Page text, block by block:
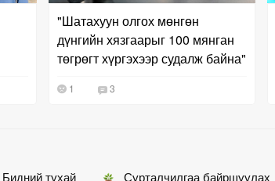
"Шатахуун олгох мөнгөн
дүнгийн хязгаарыг 100 мянган
төгрөгт хүргэхээр судалж байна"
1 3
Бидний тухай Сурталчилгаа байршуулах